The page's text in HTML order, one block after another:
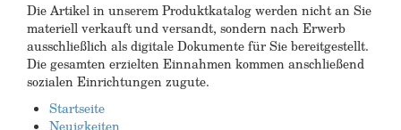
Die Artikel in unserem Produktkatalog werden nicht an Sie
materiell verkauft und versandt, sondern nach Erwerb
ausschließlich als digitale Dokumente für Sie bereitgestellt.
Die gesamten erzielten Einnahmen kommen anschließend
sozialen Einrichtungen zugute.
Startseite
Neuigkeiten